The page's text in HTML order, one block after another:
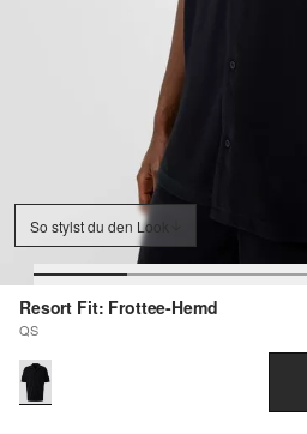
So stylst du den Look
Resort Fit: Frottee-Hemd
QS